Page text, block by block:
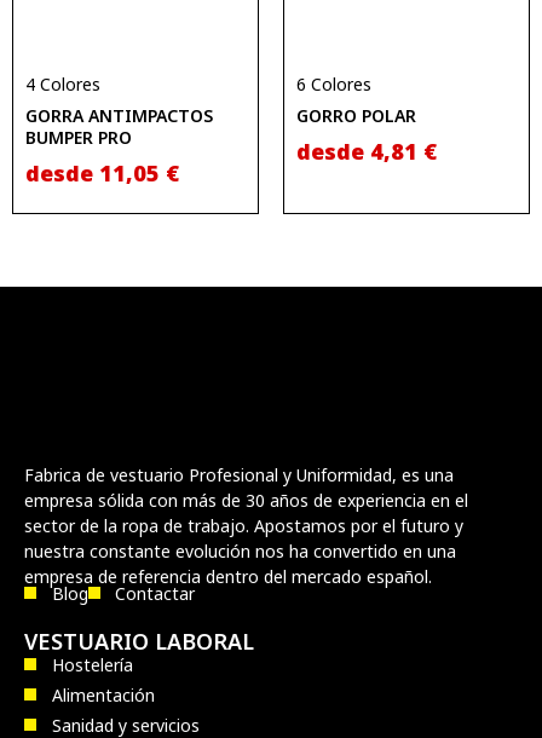
4 Colores
GORRA ANTIMPACTOS
BUMPER PRO
desde 11,05 €
6 Colores
GORRO POLAR
desde 4,81 €
Fabrica de vestuario Profesional y Uniformidad, es una
empresa sólida con más de 30 años de experiencia en el
sector de la ropa de trabajo. Apostamos por el futuro y
nuestra constante evolución nos ha convertido en una
empresa de referencia dentro del mercado español.
Blog Contactar
VESTUARIO LABORAL
Hostelería
Alimentación
Sanidad y servicios